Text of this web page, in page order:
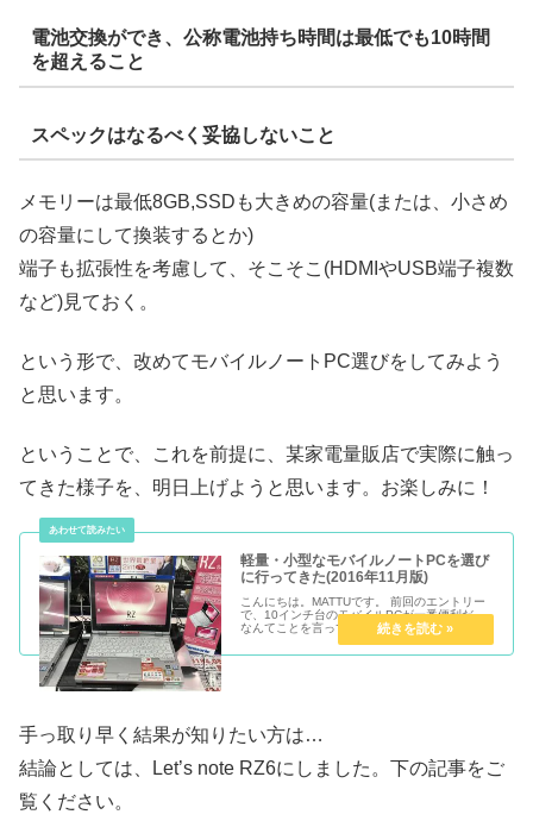
電池交換ができ、公称電池持ち時間は最低でも10時間
を超えること
スペックはなるべく妥協しないこと
メモリーは最低8GB,SSDも大きめの容量(または、小さめ
の容量にして換装するとか)
端子も拡張性を考慮して、そこそこ(HDMIやUSB端子複数
など)見ておく。
という形で、改めてモバイルノートPC選びをしてみよう
と思います。
ということで、これを前提に、某家電量販店で実際に触っ
てきた様子を、明日上げようと思います。お楽しみに！
軽量・小型なモバイルノートPCを選び
に行ってきた(2016年11月版)
こんにちは。MATTUです。 前回のエントリー
で、10インチ台のモバイルPCが一番便利だ、
なんてことを言ってみたりしたんですが、意外
とそんなに多いわけでもなく。。。 今回は、各
メーカーのPCを、店頭モデルではあります
手っ取り早く結果が知りたい方は…
結論としては、Let’s note RZ6にしました。下の記事をご
覧ください。